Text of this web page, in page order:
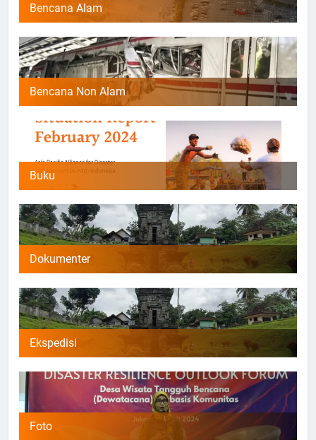
Bencana Alam
Bencana Non Alam
Buku
Dokumenter
Ekspedisi
Foto